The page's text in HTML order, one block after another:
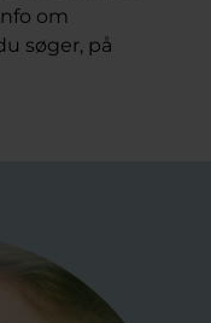
om
søger, på